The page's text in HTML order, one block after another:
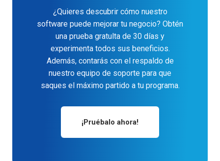
¿Quieres descubrir cómo nuestro
software puede mejorar tu negocio? Obtén
una prueba gratulta de 30 días y
experimenta todos sus beneficios.
Además, contarás con el respaldo de
nuestro equipo de soporte para que
saques el máximo partido a tu programa.
¡Pruébalo ahora!